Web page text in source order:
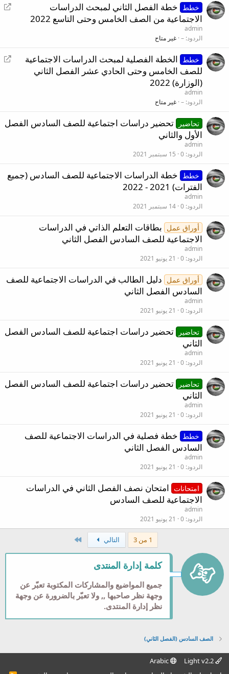
إ
ت
خطط خطة الفصل الثاني لمبحث الدراسات
الاجتماعية من الصف الخامس وحتى التاسع 2022
admin
الردود – غير متاح
إ
خطط الخطة الفصلية لمبحث الدراسات الاجتماعية
للصف الخامس وحتى الحادي عشر الفصل الثاني
(الوزارة) 2022
admin
الردود – غير متاح
تحاضير
تحضير دراسات اجتماعية للصف السادس الفصل
الأول والثاني
admin
الردود 0 15 سبتمبر 2021
خطط خطة الدراسات الاجتماعية للصف السادس (جميع
الفترات) 2021 - 2022
admin
الردود 0 14 سبتمبر 2021
أوراق عمل بطاقات التعلم الذاتي في الدراسات
الاجتماعية للصف السادس الفصل الثاني
admin
الردود 0 21 يونيو 2021
أوراق عمل دليل الطالب في الدراسات الاجتماعية للصف
السادس الفصل الثاني
admin
الردود 0 21 يونيو 2021
تحاضير
تحضير دراسات اجتماعية للصف السادس الفصل
الثاني
admin
الردود 0 21 يونيو 2021
تحاضير
تحضير دراسات اجتماعية للصف السادس الفصل
الثاني
admin
الردود 0 21 يونيو 2021
خطط خطة فصلية في الدراسات الاجتماعية للصف
السادس الفصل الثاني
admin
الردود 0 21 يونيو 2021
امتحانات امتحان نصف الفصل الثاني في الدراسات
الاجتماعية للصف السادس
admin
الردود 0 21 يونيو 2021
1 من 3 التالي
كلمة إدارة المنتدى
جميع المواضيع والمشاركات المكتوبة تعبّر عن
وجهة نظر صاحبها ,, ولا تعبّر بالضرورة عن وجهة
نظر إدارة المنتدى.
الصف السادس (الفصل الثاني)
Arabic